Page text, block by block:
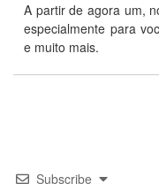
A partir de agora um,
especialmente para
e muito mais.
Subscribe